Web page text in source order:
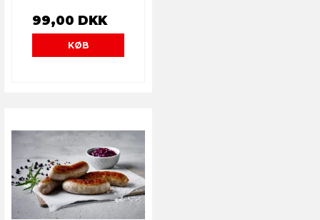
99,00 DKK
KØB